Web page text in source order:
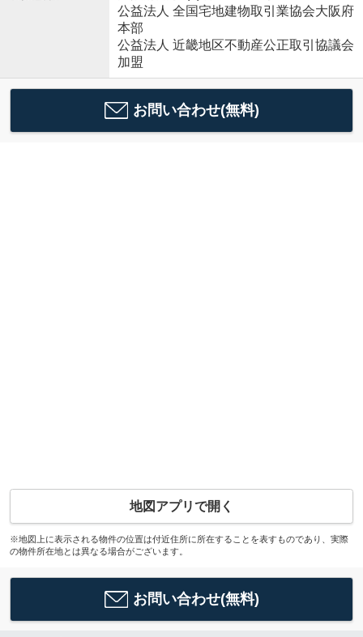
公益法人 全国宅地建物取引業協会大阪府
本部
公益法人 近畿地区不動産公正取引協議会
加盟
お問い合わせ(無料)
地図アプリで開く
※地図上に表示される物件の位置は付近住所に所在することを表すものであり、実際
の物件所在地とは異なる場合がございます。
お問い合わせ(無料)